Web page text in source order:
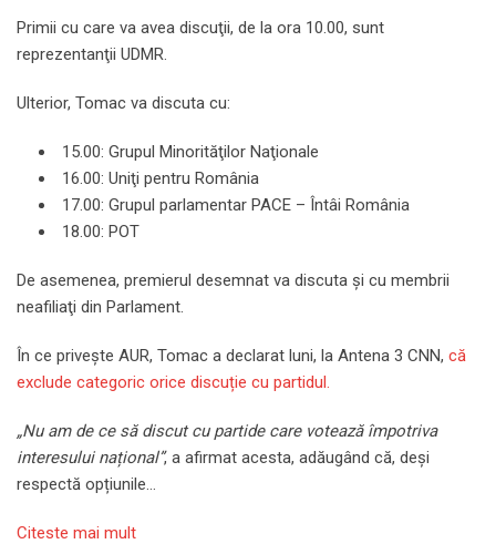
Primii cu care va avea discuţii, de la ora 10.00, sunt
reprezentanţii UDMR.
Ulterior, Tomac va discuta cu:
15.00: Grupul Minorităţilor Naţionale
16.00: Uniţi pentru România
17.00: Grupul parlamentar PACE – Întâi România
18.00: POT
De asemenea, premierul desemnat va discuta şi cu membrii
neafiliaţi din Parlament.
În ce privește AUR, Tomac a declarat luni, la Antena 3 CNN, că
exclude categoric orice discuție cu partidul.
„Nu am de ce să discut cu partide care votează împotriva
interesului național”, a afirmat acesta, adăugând că, deși
respectă opțiunile…
Citeste mai mult